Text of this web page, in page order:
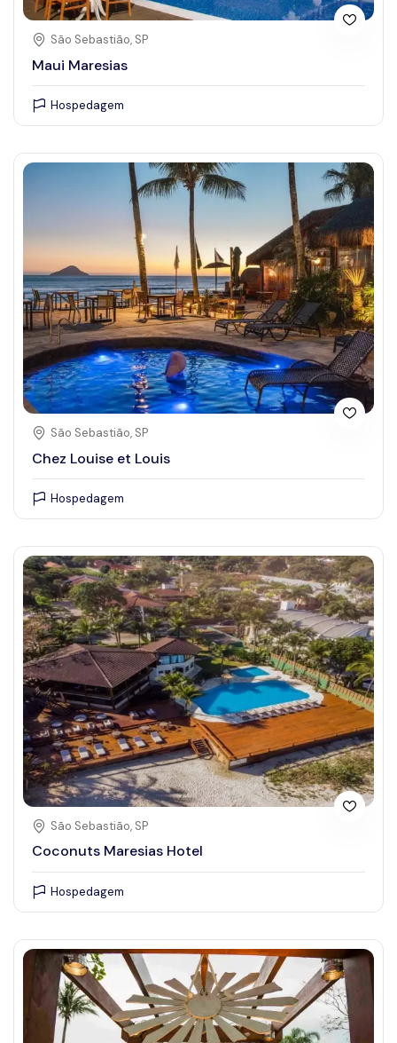
Pontos Turísticos
Serviços
Amenidades e serviços
São Sebastião, SP
Maui Maresias
Hospedagem
São Sebastião, SP
Chez Louise et Louis
Hospedagem
São Sebastião, SP
Coconuts Maresias Hotel
Hospedagem